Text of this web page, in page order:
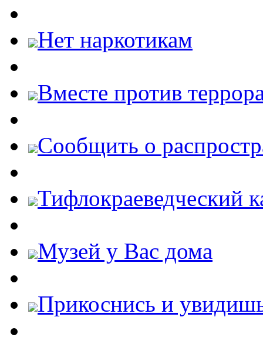
Нет наркотикам
Вместе против
Cообщить о
Тифлокраеведческий
Музей у Вас дома
Прикоснись и